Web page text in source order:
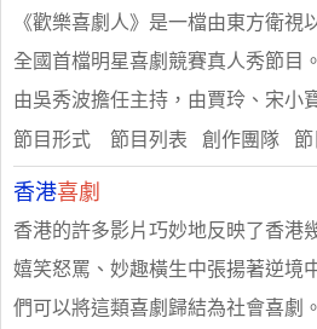
《歡樂喜劇人》是一檔由東方衛視
全國首檔明星喜劇競賽真人秀節目
由吳秀波擔任主持，由賈玲、宋小
節目形式 節目列表 創作團隊 節
香港喜劇
香港的許多影片巧妙地反映了香港
嬉笑怒罵、妙趣橫生中張揚著逆境
們可以將這類喜劇歸結為社會喜劇。